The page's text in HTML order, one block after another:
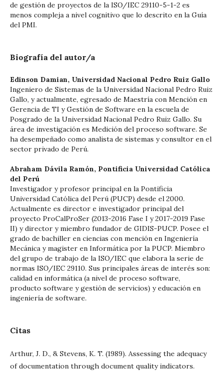
de gestión de proyectos de la ISO/IEC 29110-5-1-2 es
menos compleja a nivel cognitivo que lo descrito en la Guía
del PMI.
Biografía del autor/a
Edinson Damian, Universidad Nacional Pedro Ruiz Gallo
Ingeniero de Sistemas de la Universidad Nacional Pedro Ruiz
Gallo, y actualmente, egresado de Maestría con Mención en
Gerencia de TI y Gestión de Software en la escuela de
Posgrado de la Universidad Nacional Pedro Ruiz Gallo. Su
área de investigación es Medición del proceso software. Se
ha desempeñado como analista de sistemas y consultor en el
sector privado de Perú.
Abraham Dávila Ramón, Pontificia Universidad Católica
del Perú
Investigador y profesor principal en la Pontificia
Universidad Católica del Perú (PUCP) desde el 2000.
Actualmente es director e investigador principal del
proyecto ProCalProSer (2013-2016 Fase I y 2017-2019 Fase
II) y director y miembro fundador de GIDIS-PUCP. Posee el
grado de bachiller en ciencias con mención en Ingeniería
Mecánica y magister en Informática por la PUCP. Miembro
del grupo de trabajo de la ISO/IEC que elabora la serie de
normas ISO/IEC 29110. Sus principales áreas de interés son:
calidad en informática (a nivel de proceso software,
producto software y gestión de servicios) y educación en
ingeniería de software.
Citas
Arthur, J. D., & Stevens, K. T. (1989). Assessing the adequacy
of documentation through document quality indicators.